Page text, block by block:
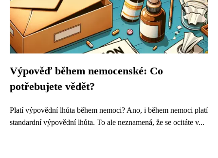
Výpověď během nemocenské: Co
potřebujete vědět?
Platí výpovědní lhůta během nemoci? Ano, i během nemoci platí
standardní výpovědní lhůta. To ale neznamená, že se ocitáte v...